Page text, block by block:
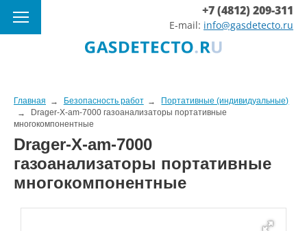
+7 (4812) 209-311
E-mail: info@gasdetecto.ru
Главная Безопасность работ
Портативные (индивидуальные)
Drager-X-am-7000 газоанализаторы портативные
многокомпонентные
Drager-X-am-7000
газоанализаторы портативные
многокомпонентные